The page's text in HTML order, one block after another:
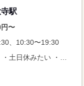
駅
〜
、10:30〜19:30